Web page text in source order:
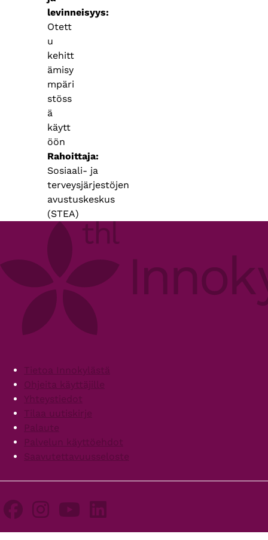
levinneisyys
Otett
u
kehitt
ämisy
mpäri
stöss
ä
käytt
öön
Rahoittaja
Sosiaali- ja
terveysjärjestöjen
avustuskeskus
(STEA)
FooterTietoa Innokylästä
Ohjeita käyttäjille
Yhteystiedot
Tilaa uutiskirje
Palaute
Palvelun käyttöehdot
Saavutettavuusseloste